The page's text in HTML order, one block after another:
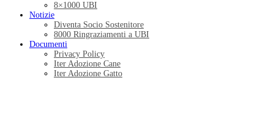
8×1000 UBI
Notizie
Diventa Socio Sostenitore
8000 Ringraziamenti a UBI
Documenti
Privacy Policy
Iter Adozione Cane
Iter Adozione Gatto